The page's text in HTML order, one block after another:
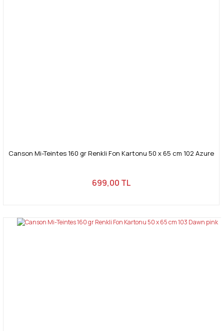
Canson Mi-Teintes 160 gr Renkli Fon Kartonu 50 x 65 cm 102 Azure
699,00 TL